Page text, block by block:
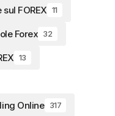
sul FOREX 11
Forex 32
13
Online 317